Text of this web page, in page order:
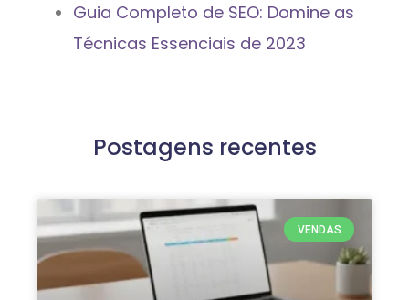
Guia Completo de SEO: Domine as
Técnicas Essenciais de 2023
Postagens recentes
VENDAS